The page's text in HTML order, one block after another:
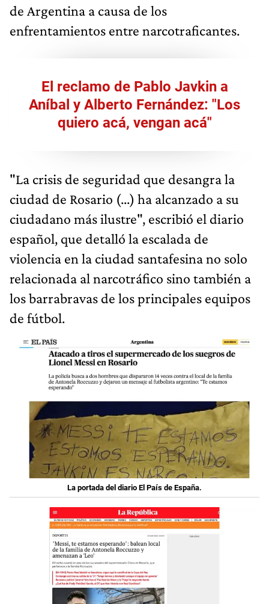
de Argentina a causa de los
enfrentamientos entre narcotraficantes.
El reclamo de Pablo Javkin a
Aníbal y Alberto Fernández: "Los
quiero acá, vengan acá"
"La crisis de seguridad que desangra la
ciudad de Rosario (...) ha alcanzado a su
ciudadano más ilustre", escribió el diario
español, que detalló la escalada de
violencia en la ciudad santafesina no solo
relacionada al narcotráfico sino también a
los barrabravas de los principales equipos
de fútbol.
La portada del diario El País de España.